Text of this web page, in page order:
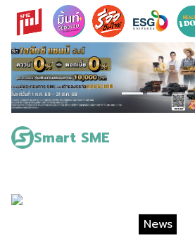
Skip
content
Smart SME
Search
for:
News